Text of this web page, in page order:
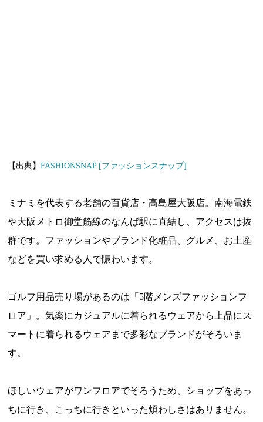
【出典】FASHIONSNAP [ファッションスナップ]
ミナミを代表する老舗の百貨店・高島屋大阪店。南海電鉄
や大阪メトロ御堂筋線のなんば駅に直結し、アクセスは抜
群です。ファッションやブランド化粧品、グルメ、お土産
などを買い求める人で賑わいます。
ゴルフ用品売り場があるのは「5階メンズファッションフ
ロア」。気楽にカジュアルに着られるウェアから上品にス
マートに着られるウェアまで多彩なブランドがそろいま
す。
ほしいウェアがワンフロアでそろうため、ショップをあっ
ちに行き、こっちに行きといった煩わしさはありません。